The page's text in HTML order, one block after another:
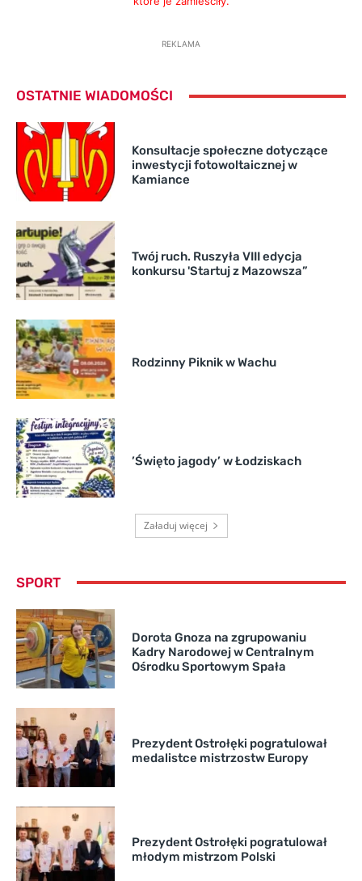
REKLAMA
OSTATNIE WIADOMOŚCI
Konsultacje społeczne dotyczące
inwestycji fotowoltaicznej w
Kamiance
Twój ruch. Ruszyła VIII edycja
konkursu 'Startuj z Mazowsza”
Rodzinny Piknik w Wachu
’Święto jagody’ w Łodziskach
Załaduj więcej
SPORT
Dorota Gnoza na zgrupowaniu
Kadry Narodowej w Centralnym
Ośrodku Sportowym Spała
Prezydent Ostrołęki pogratulował
medalistce mistrzostw Europy
Prezydent Ostrołęki pogratulował
młodym mistrzom Polski